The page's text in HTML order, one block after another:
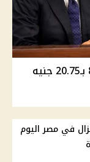
أسعار الوقود في مصر اليوم .. بنزين 80 بـ20.75 جنيه
في مصر اليوم